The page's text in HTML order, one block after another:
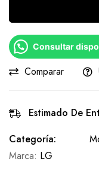
Consultar
Comparar
Estimado De
Categoría:
Marca: LG